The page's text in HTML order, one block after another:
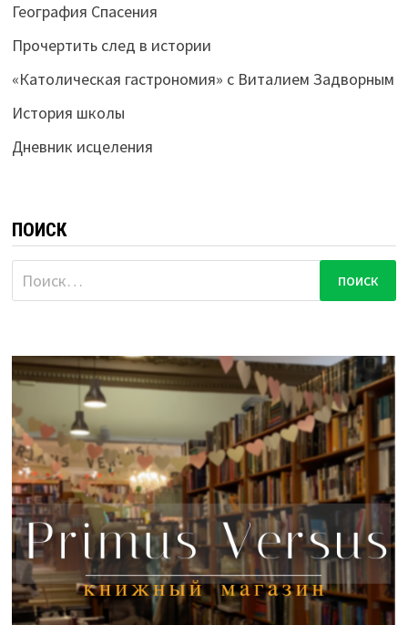
География Спасения
Прочертить след в истории
«Католическая гастрономия» с Виталием Задворным
История школы
Дневник исцеления
ПОИСК
Найти: